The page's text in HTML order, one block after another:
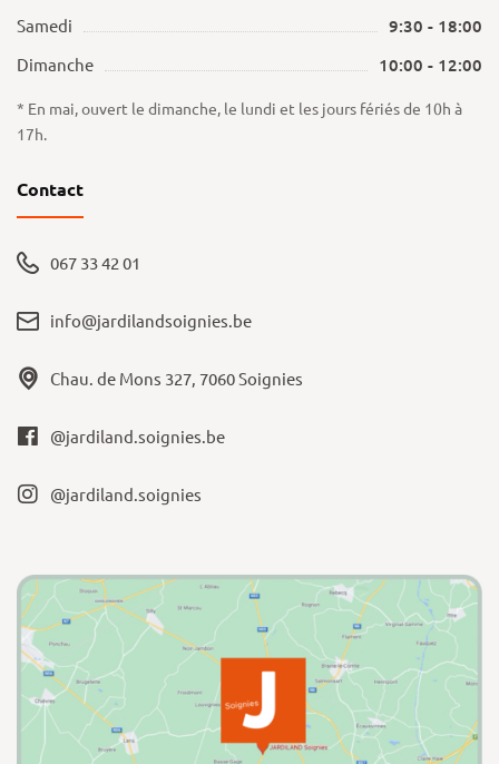
Samedi 9:30 - 18:00
Dimanche 10:00 - 12:00
* En mai, ouvert le dimanche, le lundi et les jours fériés de 10h à
17h.
Contact
067 33 42 01
info@jardilandsoignies.be
Chau. de Mons 327, 7060 Soignies
@jardiland.soignies.be
@jardiland.soignies